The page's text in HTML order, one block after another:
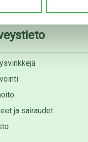
ja sairaudet